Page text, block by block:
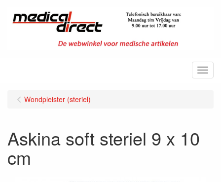
Menu
Wondpleister (steriel)
Askina soft steriel 9 x 10
cm